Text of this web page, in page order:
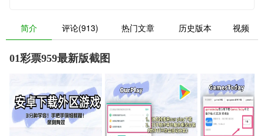
简介 评论(913) 热门文章 历史版本 视频
01彩票959最新版截图